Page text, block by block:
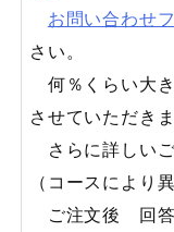
お問い合わせ
さい。
何％くらい大
させていただきま
さらに詳しい
（コースにより
ご注文後 回答